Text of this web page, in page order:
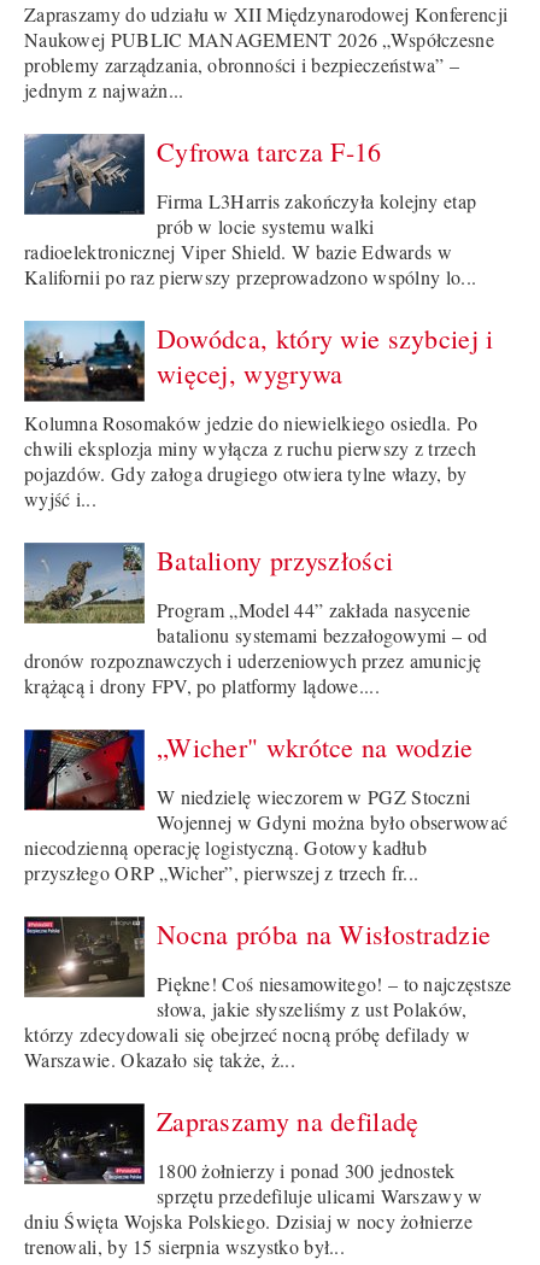
Zapraszamy do udziału w XII Międzynarodowej Konferencji
Naukowej PUBLIC MANAGEMENT 2026 „Współczesne
problemy zarządzania, obronności i bezpieczeństwa” –
jednym z najważn...
Cyfrowa tarcza F-16
Firma L3Harris zakończyła kolejny etap
prób w locie systemu walki
radioelektronicznej Viper Shield. W bazie Edwards w
Kalifornii po raz pierwszy przeprowadzono wspólny lo...
Dowódca, który wie szybciej i
więcej, wygrywa
Kolumna Rosomaków jedzie do niewielkiego osiedla. Po
chwili eksplozja miny wyłącza z ruchu pierwszy z trzech
pojazdów. Gdy załoga drugiego otwiera tylne włazy, by
wyjść i...
Bataliony przyszłości
Program „Model 44” zakłada nasycenie
batalionu systemami bezzałogowymi – od
dronów rozpoznawczych i uderzeniowych przez amunicję
krążącą i drony FPV, po platformy lądowe....
„Wicher" wkrótce na wodzie
W niedzielę wieczorem w PGZ Stoczni
Wojennej w Gdyni można było obserwować
niecodzienną operację logistyczną. Gotowy kadłub
przyszłego ORP „Wicher”, pierwszej z trzech fr...
Nocna próba na Wisłostradzie
Piękne! Coś niesamowitego! – to najczęstsze
słowa, jakie słyszeliśmy z ust Polaków,
którzy zdecydowali się obejrzeć nocną próbę defilady w
Warszawie. Okazało się także, ż...
Zapraszamy na defiladę
1800 żołnierzy i ponad 300 jednostek
sprzętu przedefiluje ulicami Warszawy w
dniu Święta Wojska Polskiego. Dzisiaj w nocy żołnierze
trenowali, by 15 sierpnia wszystko był...